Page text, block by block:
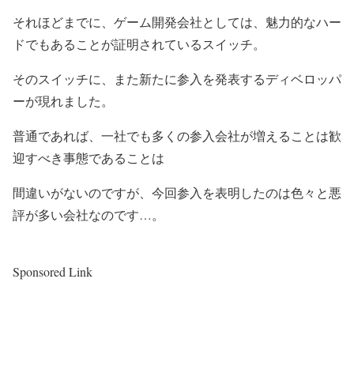
それほどまでに、ゲーム開発会社としては、魅力的なハー
ドでもあることが証明されているスイッチ。
そのスイッチに、また新たに参入を発表するディベロッパ
ーが現れました。
普通であれば、一社でも多くの参入会社が増えることは歓
迎すべき事態であることは
間違いがないのですが、今回参入を表明したのは色々と悪
評が多い会社なのです…。
Sponsored Link